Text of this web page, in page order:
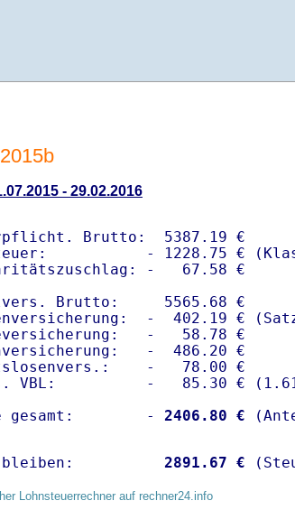
- 29.02.2016
Brutto:  5387.19 €
- 1228.75 €
-   67.58 €
Brutto:     5565.68 €
-  402.19 €
-   58.78 €
-  486.20 €
-   78.00 €
VBL:          -   85.30 € (
gesamt:        -
2406.80 €
bleiben: 2891.67 €
Lohnsteuerrechner auf rechner24.info